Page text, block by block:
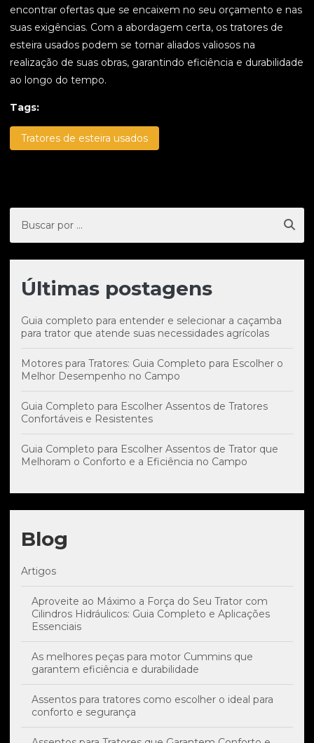
encontrar ofertas que se encaixem no seu orçamento e nas
suas exigências. Com a abordagem certa, os tratores de
esteira usados podem se tornar aliados valiosos na
realização de suas obras, garantindo eficiência e durabilidade
ao longo do tempo.
Tags:
Tratores de esteira usados
Últimas postagens
Guia completo para entender e selecionar a caçamba
para trator que atende suas necessidades agrícolas
Motores para Tratores: Guia Completo para Escolher o
Melhor Desempenho no Campo
Guia Completo para Escolher Assentos de Tratores
Confortáveis e Resistentes
Guia Completo para Escolher Assentos de Trator que
Melhoram o Conforto e a Eficiência no Campo
Blog
Artigos
Aproveite ao Máximo a Força do Seu Trator com
Cilindros Hidráulicos: Guia Completo e Aplicações
Essenciais
As melhores peças para motor Cummins que
garantem eficiência e durabilidade
Assentos para tratores como escolher o ideal para
conforto e segurança